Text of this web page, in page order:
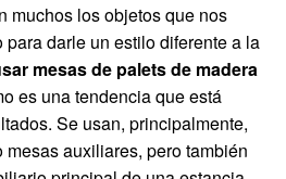
muchos los objetos que nos
darle un estilo diferente a la
mesas de palets de madera
es una tendencia que está
Se usan, principalmente,
auxiliares, pero también